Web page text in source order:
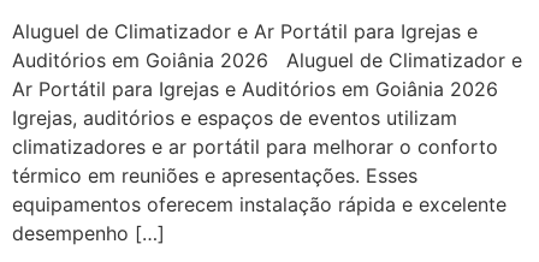
Aluguel de Climatizador e Ar Portátil para Igrejas e
Auditórios em Goiânia 2026 Aluguel de Climatizador e
Ar Portátil para Igrejas e Auditórios em Goiânia 2026
Igrejas, auditórios e espaços de eventos utilizam
climatizadores e ar portátil para melhorar o conforto
térmico em reuniões e apresentações. Esses
equipamentos oferecem instalação rápida e excelente
desempenho […]